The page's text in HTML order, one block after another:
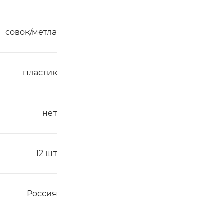
совок/метла
пластик
нет
12 шт
Россия